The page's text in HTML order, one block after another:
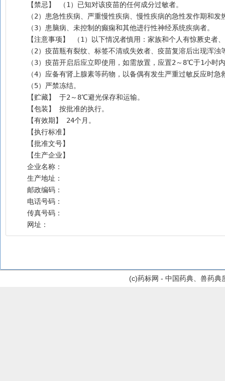
    【禁忌】 （1）已知对该疫苗的任何成分过敏者。
（2）患急性疾病、严重慢性疾病、慢性疾病的急性发作期和发
    （3）患脑病、未控制的癫痫和其他进行性神经系统疾病者。
【注意事项】 （1）以下情况者慎用：家族和个人有惊厥史
（2）疫苗瓶有裂纹、标签不清或失效者、疫苗复溶后出现浑
（3）疫苗开启后应立即使用，如需放置，应置2～8℃于1小时
（4）应备有肾上腺素等药物，以备偶有发生严重过敏反应
    （5）严禁冻结。
    【贮藏】 于2～8℃避光保存和运输。
    【包装】 按批准的执行。
    【有效期】 24个月。
    【执行标准】
    【批准文号】
    【生产企业】
    企业名称：
    生产地址：
    邮政编码：
    电话号码：
    传真号码：
    网址：
(c)药标网 - 中国药典、兽药典